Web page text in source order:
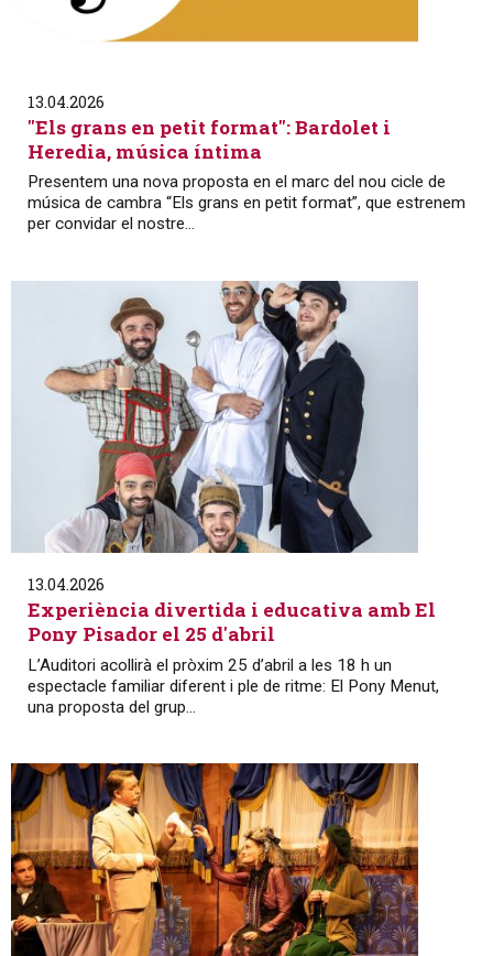
13.04.2026
"Els grans en petit format": Bardolet i
Heredia, música íntima
Presentem una nova proposta en el marc del nou cicle de
música de cambra “Els grans en petit format”, que estrenem
per convidar el nostre...
13.04.2026
Experiència divertida i educativa amb El
Pony Pisador el 25 d'abril
L’Auditori acollirà el pròxim 25 d’abril a les 18 h un
espectacle familiar diferent i ple de ritme: El Pony Menut,
una proposta del grup...